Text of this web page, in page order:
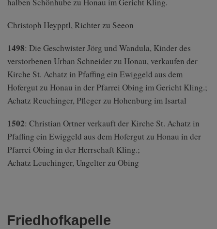
halben Schönhube zu Honau im Gericht Kling.
Christoph Heypptl, Richter zu Seeon
1498: Die Geschwister Jörg und Wandula, Kinder des
verstorbenen Urban Schneider zu Honau, verkaufen der
Kirche St. Achatz in Pfaffing ein Ewiggeld aus dem
Hofergut zu Honau in der Pfarrei Obing im Gericht Kling.;
Achatz Reuchinger, Pfleger zu Hohenburg im Isartal
1502: Christian Ortner verkauft der Kirche St. Achatz in
Pfaffing ein Ewiggeld aus dem Hofergut zu Honau in der
Pfarrei Obing in der Herrschaft Kling.;
Achatz Leuchinger, Ungelter zu Obing
Friedhofkapelle